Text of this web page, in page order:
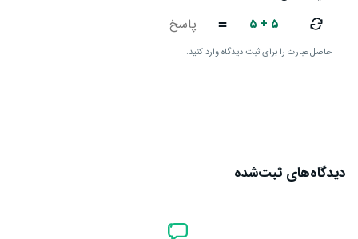
۵ + ۵ =
حاصل عبارت را برای ثبت دیدگاه وارد کنید.
دیدگاه‌های ثبت‌شده